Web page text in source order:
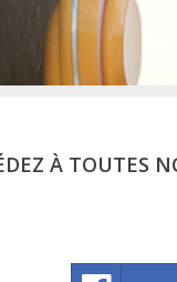
À TOUTES